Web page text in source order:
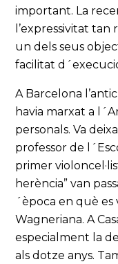
important. La
l’expressivitat tan
un dels seus
facilitat
A Barcelona
havia marxat a
personals. Va
professor de
primer
herència” van
´època en què es
Wagneriana. A
especialment la
als dotze anys.